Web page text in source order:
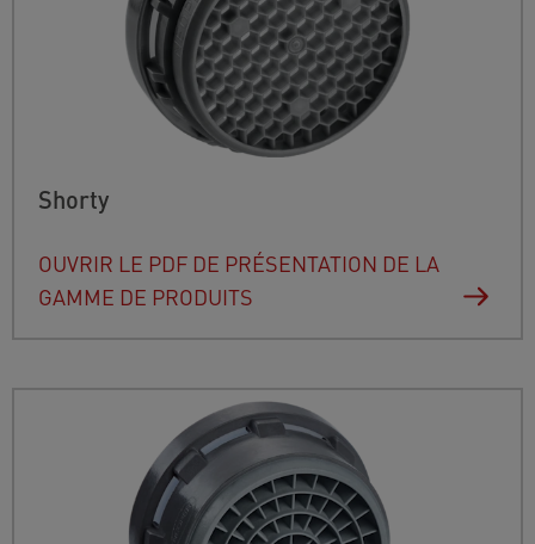
Shorty
OUVRIR LE PDF DE PRÉSENTATION DE LA
GAMME DE PRODUITS